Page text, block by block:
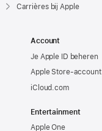
Carrières bij Apple
Account
Je Apple ID beheren
Apple Store-account
iCloud.com
Entertainment
Apple One